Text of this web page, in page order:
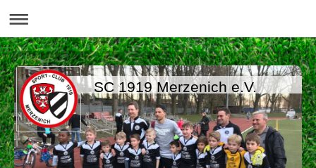
SC 1919 Merzenich e.V.